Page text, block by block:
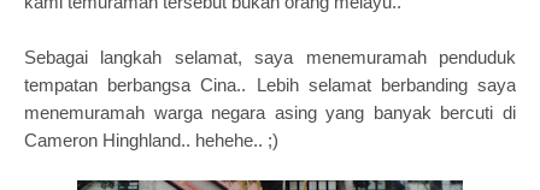
Sebagai langkah selamat, saya menemuramah penduduk
tempatan berbangsa Cina.. Lebih selamat berbanding saya
menemuramah warga negara asing yang banyak bercuti di
Cameron Hinghland.. hehehe.. ;)